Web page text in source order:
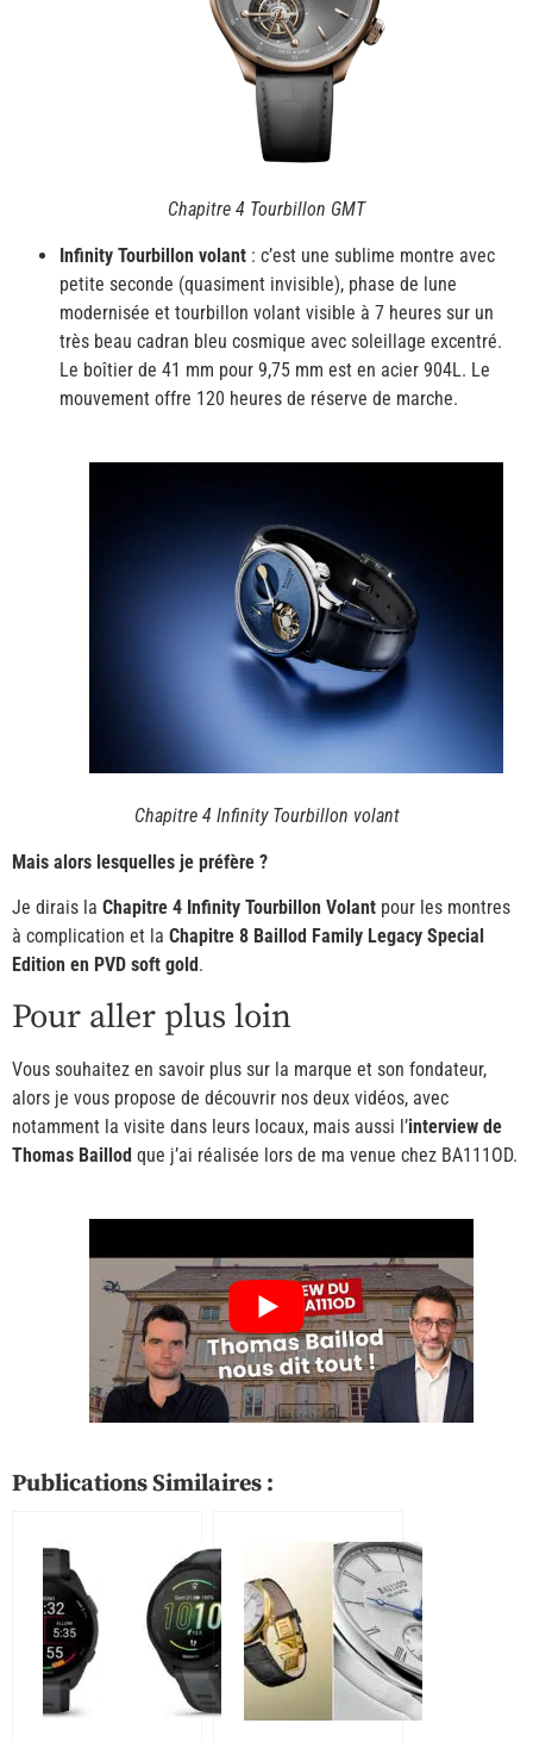
Chapitre 4 Tourbillon GMT
Infinity Tourbillon volant : c’est une sublime montre avec
petite seconde (quasiment invisible), phase de lune
modernisée et tourbillon volant visible à 7 heures sur un
très beau cadran bleu cosmique avec soleillage excentré.
Le boîtier de 41 mm pour 9,75 mm est en acier 904L. Le
mouvement offre 120 heures de réserve de marche.
Chapitre 4 Infinity Tourbillon volant
Mais alors lesquelles je préfère ?
Je dirais la Chapitre 4 Infinity Tourbillon Volant pour les montres
à complication et la Chapitre 8 Baillod Family Legacy Special
Edition en PVD soft gold .
Pour aller plus loin
Vous souhaitez en savoir plus sur la marque et son fondateur,
alors je vous propose de découvrir nos deux vidéos, avec
notamment la visite dans leurs locaux, mais aussi l’interview de
Thomas Baillod que j’ai réalisée lors de ma venue chez BA111OD.
Publications Similaires :